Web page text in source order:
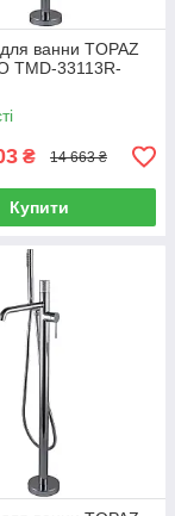
ванни TOPAZ
TMD-33113R-
₴ 14 663 ₴
Купити